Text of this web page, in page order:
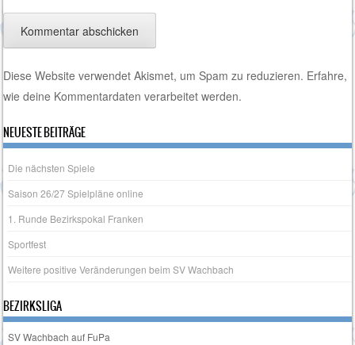
Diese Website verwendet Akismet, um Spam zu reduzieren. Erfahre,
wie deine Kommentardaten verarbeitet werden.
NEUESTE BEITRÄGE
Die nächsten Spiele
Saison 26/27 Spielpläne online
1. Runde Bezirkspokal Franken
Sportfest
Weitere positive Veränderungen beim SV Wachbach
BEZIRKSLIGA
SV Wachbach auf FuPa